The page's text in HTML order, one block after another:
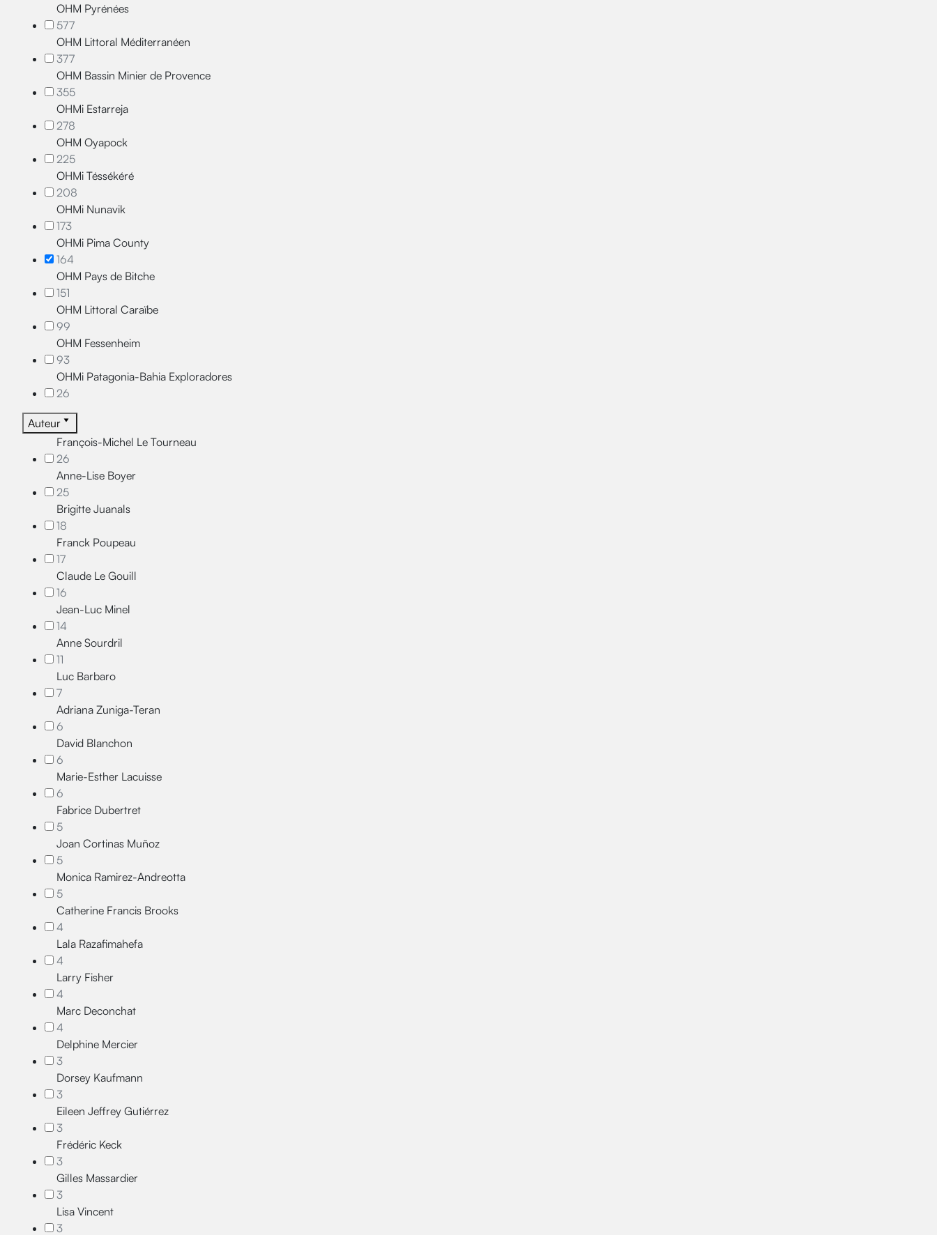
OHM Pyrénées
577
OHM Littoral Méditerranéen
377
OHM Bassin Minier de Provence
355
OHMi Estarreja
278
OHM Oyapock
225
OHMi Téssékéré
208
OHMi Nunavik
173
OHMi Pima County
164
OHM Pays de Bitche
151
OHM Littoral Caraïbe
99
OHM Fessenheim
93
OHMi Patagonia-Bahia Exploradores
26
Auteur
François-Michel Le Tourneau
26
Anne-Lise Boyer
25
Brigitte Juanals
18
Franck Poupeau
17
Claude Le Gouill
16
Jean-Luc Minel
14
Anne Sourdril
11
Luc Barbaro
7
Adriana Zuniga-Teran
6
David Blanchon
6
Marie-Esther Lacuisse
6
Fabrice Dubertret
5
Joan Cortinas Muñoz
5
Monica Ramirez-Andreotta
5
Catherine Francis Brooks
4
Lala Razafimahefa
4
Larry Fisher
4
Marc Deconchat
4
Delphine Mercier
3
Dorsey Kaufmann
3
Eileen Jeffrey Gutiérrez
3
Frédéric Keck
3
Gilles Massardier
3
Lisa Vincent
3